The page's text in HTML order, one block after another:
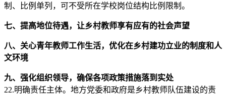
制、比例单列，可不受所在学校岗位结构比例限制。
七、提高地位待遇，让乡村教师享有应有的社会声望
八、关心青年教师工作生活，优化在乡村建功立业的制度和人
文环境
九、强化组织领导，确保各项政策措施落到实处
22.明确责任主体。地方党委和政府是乡村教师队伍建设的责